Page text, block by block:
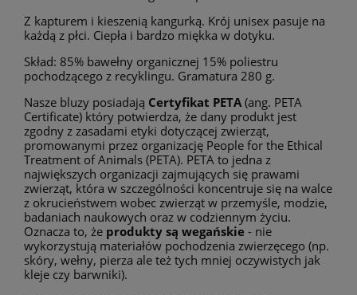
Z kapturem i kieszenią kangurką. Krój unisex pasuje na
każdą z płci. Ciepła i bardzo miękka w dotyku.
Skład: 85% bawełny organicznej 15% poliestru
pochodzącego z recyklingu. Gramatura 280 g.
Nasze bluzy posiadają Certyfikat PETA (ang. PETA
Certificate) który potwierdza, że dany produkt jest
zgodny z zasadami etyki dotyczącej zwierząt,
promowanymi przez organizację People for the Ethical
Treatment of Animals (PETA). PETA to jedna z
największych organizacji zajmujących się prawami
zwierząt, która w szczególności koncentruje się na walce
z okrucieństwem wobec zwierząt w przemyśle, modzie,
badaniach naukowych oraz w codziennym życiu.
Oznacza to, że produkty są wegańskie - nie
wykorzystują materiałów pochodzenia zwierzęcego (np.
skóry, wełny, pierza ale też tych mniej oczywistych jak
kleje czy barwniki).